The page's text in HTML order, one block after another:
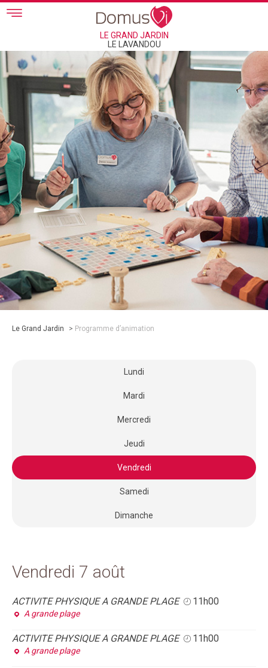
Skip to main content
LE GRAND JARDIN
LE LAVANDOU
Le Grand Jardin > Programme d’animation
Lundi
Mardi
Mercredi
Jeudi
Vendredi
Samedi
Dimanche
Vendredi 7 août
ACTIVITE PHYSIQUE A GRANDE PLAGE 11h00
A grande plage
ACTIVITE PHYSIQUE A GRANDE PLAGE 11h00
A grande plage